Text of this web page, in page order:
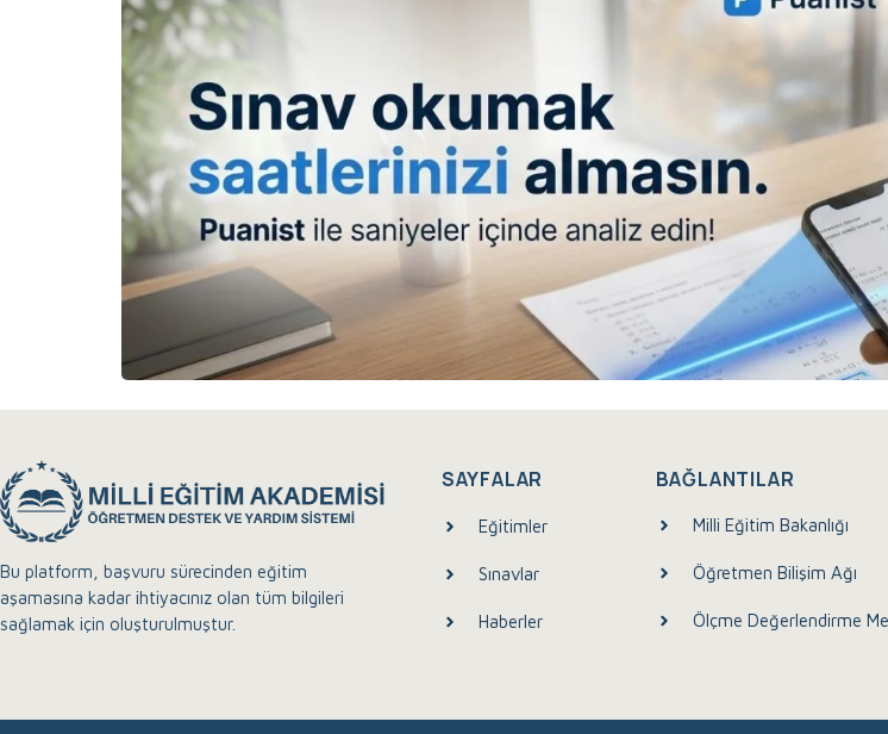
Bu platform, başvuru sürecinden eğitim
aşamasına kadar ihtiyacınız olan tüm bilgileri
sağlamak için oluşturulmuştur.
SAYFALAR
Eğitimler
Sınavlar
Haberler
BAĞLANTILAR
Milli Eğitim Bakanlığı
Öğretmen Bilişim Ağı
Ölçme Değerlendirme